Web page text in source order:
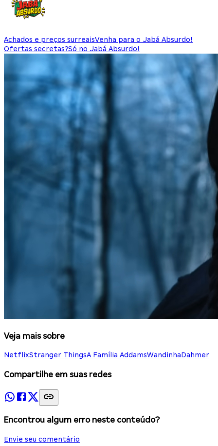
Achados e preços surreaisVenha para o Jabá Absurdo!
Ofertas secretas?Só no Jabá Absurdo!
Veja mais sobre
NetflixStranger ThingsA Família AddamsWandinhaDahmer
Compartilhe em suas redes
Encontrou algum erro neste conteúdo?
Envie seu comentário